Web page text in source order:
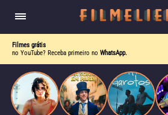
Filmes grátis
no YouTube? Receba primeiro no WhatsApp.
escrevia e a vida real começa a